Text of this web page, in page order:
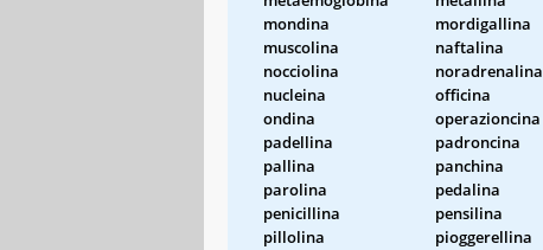
mondina
mordigallina
muscolina
naftalina
nocciolina
noradrenalina
nucleina
officina
ondina
operazioncina
padellina
padroncina
pallina
panchina
parolina
pedalina
penicillina
pensilina
pillolina
pioggerellina